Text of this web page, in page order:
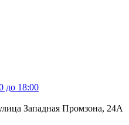
до 18:00
Западная Промзона, 24А